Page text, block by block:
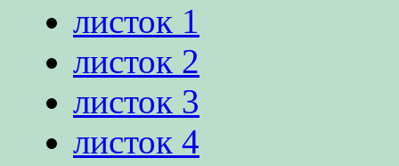
листок 1
листок 2
листок 3
листок 4